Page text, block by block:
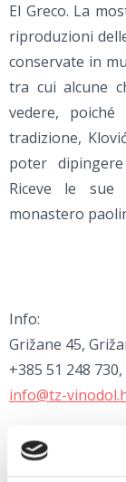
El Greco. La
riproduzioni
conservate in
tra cui alcune
vedere,
tradizione,
poter
Riceve le
monastero
Info:
Grižane 45,
+385 51 248
info@tz-
Orario di lavoro: